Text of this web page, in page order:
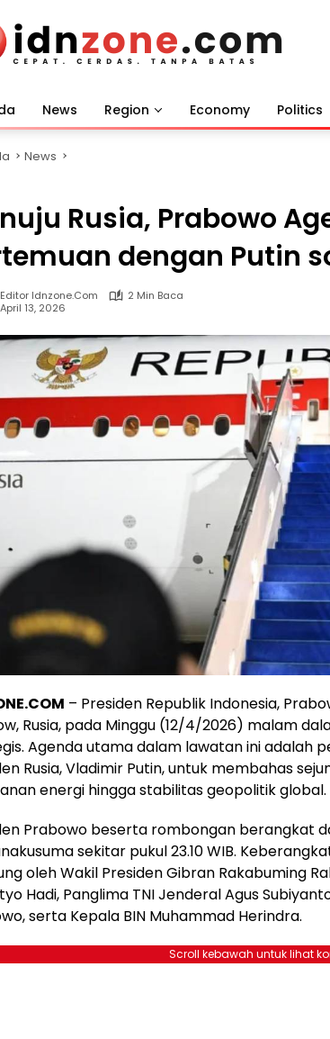
News Region Economy Politics
News
Rusia, Prabowo
dengan Putin
Editor Idnzone.com
2 Min Baca
April 13, 2026
– Presiden Republik Indonesia,
Rusia, pada Minggu (12/4/2026) malam
Agenda utama dalam lawatan ini adalah
Rusia, Vladimir Putin, untuk membahas
energi hingga stabilitas geopolitik global.
Prabowo beserta rombongan berangkat
sekitar pukul 23.10 WIB.
oleh Wakil Presiden Gibran Rakabuming
Hadi, Panglima TNI Jenderal Agus
serta Kepala BIN Muhammad Herindra.
Scroll kebawah untuk lihat